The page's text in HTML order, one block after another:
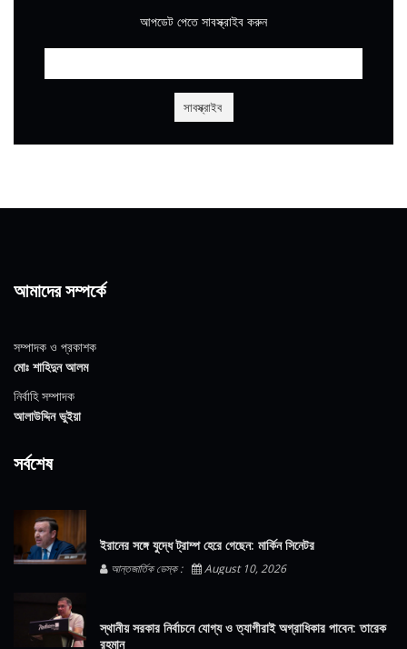
আপডেট পেতে সাবস্ক্রাইব করুন
আমাদের সম্পর্কে
সম্পাদক ও প্রকাশক
মোঃ শাহিদুন আলম
নির্বাহি সম্পাদক
আলাউদ্দিন ভুইয়া
সর্বশেষ
ইরানের সঙ্গে যুদ্ধে ট্রাম্প হেরে গেছেন: মার্কিন সিনেটর
আন্তজার্তিক ডেস্ক : August 10, 2026
স্থানীয় সরকার নির্বাচনে যোগ্য ও ত্যাগীরাই অগ্রাধিকার পাবেন: তারেক
রহমান